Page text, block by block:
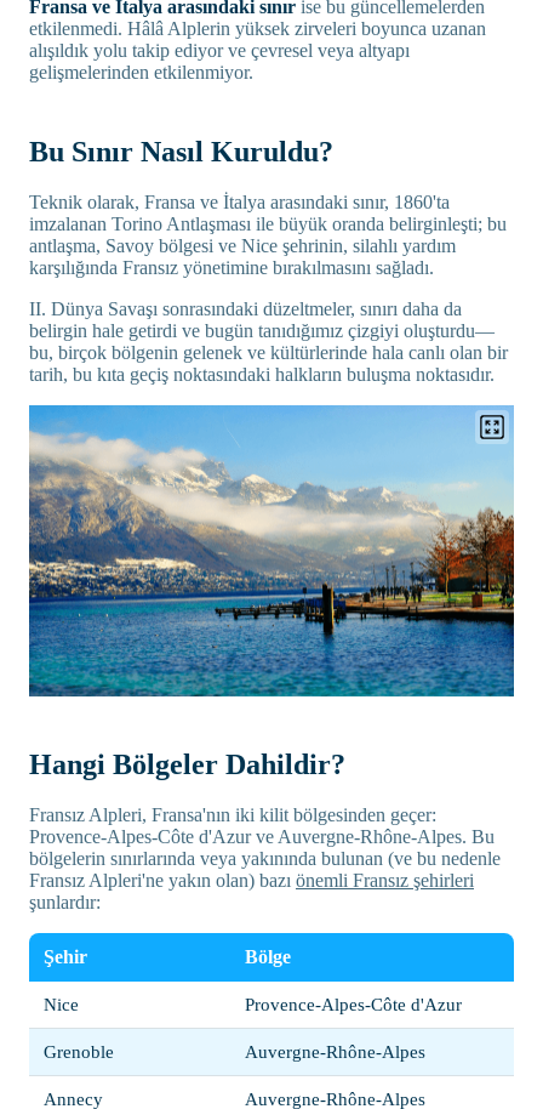
Fransa ve İtalya arasındaki sınır ise bu güncellemelerden
etkilenmedi. Hâlâ Alplerin yüksek zirveleri boyunca uzanan
alışıldık yolu takip ediyor ve çevresel veya altyapı
gelişmelerinden etkilenmiyor.
Bu Sınır Nasıl Kuruldu?
Teknik olarak, Fransa ve İtalya arasındaki sınır, 1860'ta
imzalanan Torino Antlaşması ile büyük oranda belirginleşti; bu
antlaşma, Savoy bölgesi ve Nice şehrinin, silahlı yardım
karşılığında Fransız yönetimine bırakılmasını sağladı.
II. Dünya Savaşı sonrasındaki düzeltmeler, sınırı daha da
belirgin hale getirdi ve bugün tanıdığımız çizgiyi oluşturdu—
bu, birçok bölgenin gelenek ve kültürlerinde hala canlı olan bir
tarih, bu kıta geçiş noktasındaki halkların buluşma noktasıdır.
Hangi Bölgeler Dahildir?
Fransız Alpleri, Fransa'nın iki kilit bölgesinden geçer:
Provence-Alpes-Côte d'Azur ve Auvergne-Rhône-Alpes. Bu
bölgelerin sınırlarında veya yakınında bulunan (ve bu nedenle
Fransız Alpleri'ne yakın olan) bazı önemli Fransız şehirleri
şunlardır:
Şehir Bölge
Nice Provence-Alpes-Côte d'Azur
Grenoble Auvergne-Rhône-Alpes
Annecy Auvergne-Rhône-Alpes